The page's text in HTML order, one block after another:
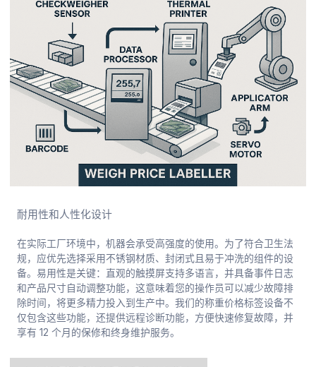
耐用性和人性化设计
在实际工厂环境中，机器会承受高强度的使用。为了符合卫生法
规，应优先选择采用不锈钢材质、封闭式且易于冲洗的组件的设
备。易用性是关键：直观的触摸屏支持多语言，并具备事件日志
和产品尺寸自动调整功能，这意味着您的操作员可以减少故障排
除时间，将更多精力投入到生产中。我们的称重价格标签设备不
仅包含这些功能，还提供远程诊断功能，方便快速修复故障，并
享有 12 个月的保修和终身维护服务。